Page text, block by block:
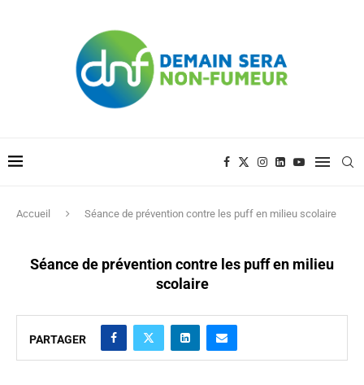
Accueil Séance de prévention contre les puff en milieu scolaire
Séance de prévention contre les puff en milieu
scolaire
PARTAGER